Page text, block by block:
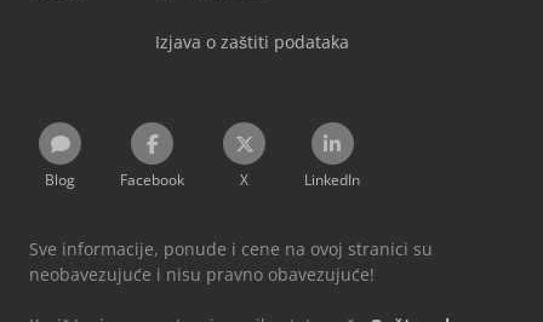
Izjava o zaštiti podataka
Blog Facebook X LinkedIn
Sve informacije, ponude i cene na ovoj stranici su
neobavezujuće i nisu pravno obavezujuće!